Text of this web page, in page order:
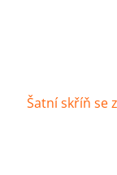
Šatní skříň se